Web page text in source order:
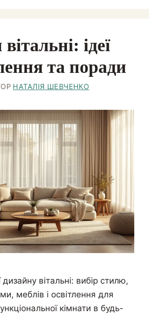
ідеї
та поради
НАТАЛІЯ ШЕВЧЕНКО
дизайну вітальні: вибір стилю,
меблів і освітлення для
кімнати в будь-